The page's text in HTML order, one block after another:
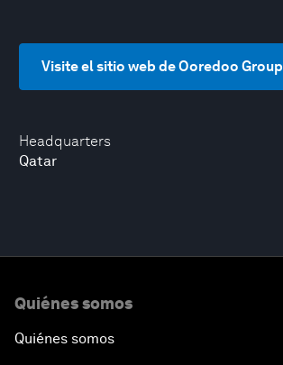
Headquarters
Qatar
Visite el sitio web de Ooredoo Group
Quiénes somos
Quiénes somos